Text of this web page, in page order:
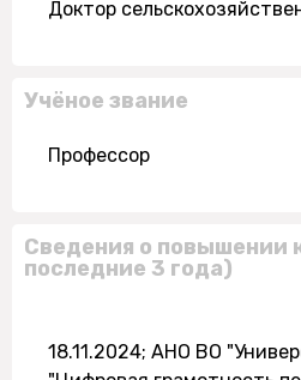
Доктор
Учёное звание
Профессор
Сведения о повышении
последние 3 года)
18.11.2024; АНО ВО